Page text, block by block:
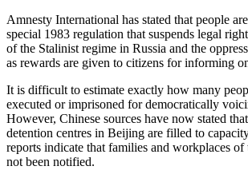
Amnesty International has stated that people
special 1983 regulation that suspends legal
of the Stalinist regime in Russia and the
as rewards are given to citizens for informing
It is difficult to estimate exactly how many
executed or imprisoned for democratically
However, Chinese sources have now stated
detention centres in Beijing are filled to
reports indicate that families and workplaces of
not been notified.